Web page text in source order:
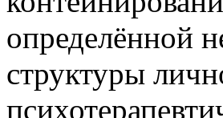
определённой
структуры